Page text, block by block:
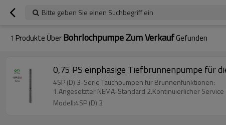
Bitte geben Sie einen Suchbegriff ein
1 Produkte ÜberBohrlochpumpe Zum VerkaufGefunden
0,75 PS einphasige Tiefbrunnenpumpe für
4SP (D) 3-Serie Tauchpumpen für Brunnenfunktionen:
1.Angesetzter NEMA-Standard 2.Kontinuierlicher
Modell:4SP (D) 3